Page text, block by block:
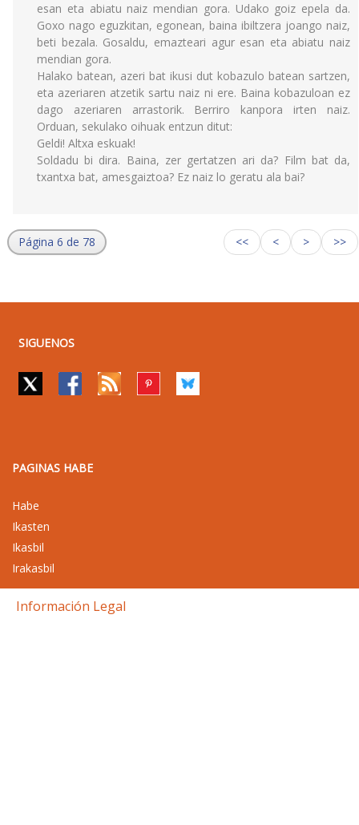
esan eta abiatu naiz mendian gora. Udako goiz epela da.
Goxo nago eguzkitan, egonean, baina ibiltzera joango naiz,
beti bezala. Gosaldu, emazteari agur esan eta abiatu naiz
mendian gora.
Halako batean, azeri bat ikusi dut kobazulo batean sartzen,
eta azeriaren atzetik sartu naiz ni ere. Baina kobazuloan ez
dago azeriaren arrastorik. Berriro kanpora irten naiz.
Orduan, sekulako oihuak entzun ditut:
Geldi! Altxa eskuak!
Soldadu bi dira. Baina, zer gertatzen ari da? Film bat da,
txantxa bat, amesgaiztoa? Ez naiz lo geratu ala bai?
Página 6 de 78 << < > >>
SIGUENOS
PAGINAS HABE
Habe
Ikasten
Ikasbil
Irakasbil
Información Legal